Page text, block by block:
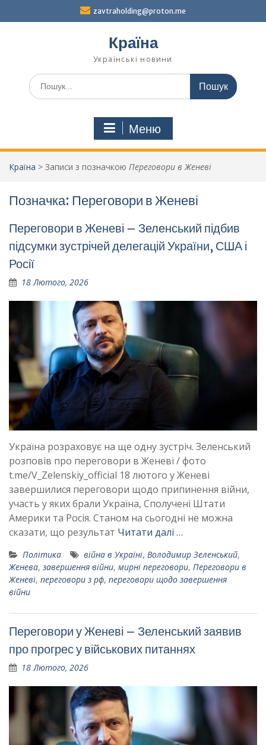
zavtraholding@proton.me
Країна
Українські новини
Шукати:
Меню
Країна > Записи з позначкою Переговори в Женеві
Позначка: Переговори в Женеві
Переговори в Женеві – Зеленський підбив
підсумки зустрічей делегацій України, США і
Росії
18 Лютого, 2026
Україна розраховує на ще одну зустріч. Зеленський
розповів про переговори в Женеві / фото
t.me/V_Zelenskiy_official 18 лютого у Женеві
завершилися переговори щодо припинення війни,
участь у яких брали Україна, Сполучені Штати
Америки та Росія. Станом на сьогодні не можна
сказати, що результат Читати далі …
Політика війна в Україні, Володимир Зеленський,
Женева, завершення війни, мирні переговори, Переговори в
Женеві, переговори з рф, переговори щодо завершення
війни
Переговори у Женеві – Зеленський заявив
про прогрес у військових питаннях
18 Лютого, 2026